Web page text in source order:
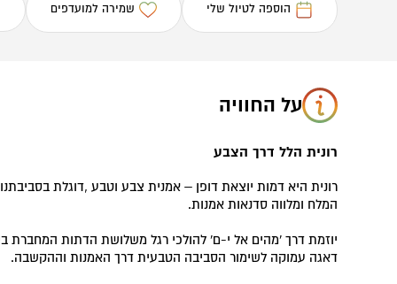
הוספה לטיול שלי שמירה למועדפים
על החוויה
רונית הלל דרך הצבע
רונית היא דמות יוצאת דופן – אמנית צבע וטבע ,דוגלת
המלח ומלווה סדנאות אמנות.
יוזמת דרך 'מהים אל י-ם' להולכי רגל משלושת הדתות המחברת
דאגה עמוקה לשימור הסביבה הטבעית דרך האמנות וההקשבה.